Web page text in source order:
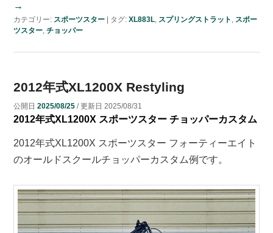
→
カテゴリー: スポーツスター タグ: XL883L, スプリングストラット , スポー
ツスター, チョッパー
2012年式XL1200X Restyling
公開日 2025/08/25/ 更新日 2025/08/31
2012年式XL1200X スポーツスター チョッパーカスタム
2012年式XL1200X スポーツスター フォーティーエイト
のオールドスクールチョッパーカスタム例です。